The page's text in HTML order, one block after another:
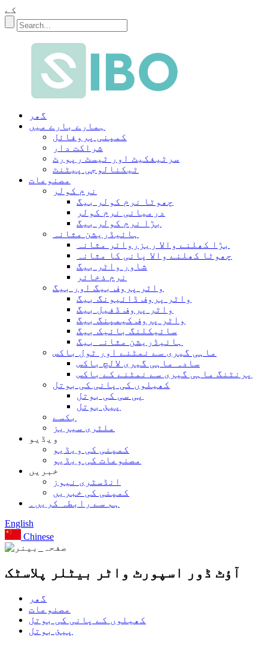
کے
گھر
ہمارے بارے میں
کمپنی پروفائل
شراکت دار
سرٹیفکیٹ اور ٹیسٹ رپورٹ
ٹیکنالوجی پیٹنٹ
مصنوعات
نرم کولر
چھوٹا نرم کولر بیگ
درمیانی نرم کولر
بڑا نرم کولر بیگ
ہائیڈریشن مثانہ
بڑا کھلنے والا ریزروائر مثانہ
چھوٹا کھلنے والا پانی کا مثانہ
شاور واٹر بیگ
نرم ذخائر
واٹر پروف بیگ اور بیگ
واٹر پروف ڈائیونگ بیگ
واٹر پروف ڈفیل بیگ
واٹر پروف کیمپنگ بیگ
سائیکلنگ بائیک بیگ
ہائیڈریشن مثانہ بیگ
ماہی گیری سے نمٹنے اور ٹول باکس
سادہ ماہی گیری لالچ باکس
پرنٹنگ ماہی گیری سے نمٹنے کے باکس
کھیلوں کی پانی کی بوتل
پی سی کی بوتل
پیئ بوتل
بکسے
ملٹری سیریز
ویڈیو
کمپنی کی ویڈیو
مصنوعات کی ویڈیو
خبریں
انڈسٹری نیوز
کمپنی کی خبریں
ہم سے رابطہ کریں۔
English
Chinese
آؤٹ ڈور اسپورٹ واٹر بیٹلر پلاسٹک
گھر
مصنوعات
کھیلوں کے پانی کی بوتل
پیئ بوتل